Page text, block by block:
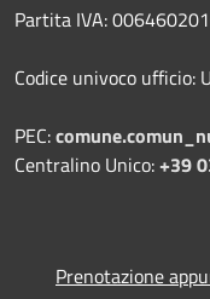
Partita IVA:
Codice univoco ufficio:
PEC:
Centralino Unico:+39
Prenotazione